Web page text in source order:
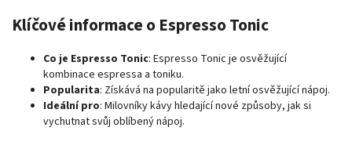
Klíčové informace o Espresso Tonic
Co je Espresso Tonic: Espresso Tonic je osvěžující
kombinace espressa a toniku.
Popularita: Získává na popularitě jako letní osvěžující nápoj.
Ideální pro: Milovníky kávy hledající nové způsoby, jak si
vychutnat svůj oblíbený nápoj.